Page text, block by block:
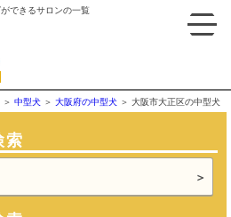
できるサロンの一覧
中型犬 大阪府の中型犬 大阪市大正区の中型犬
索